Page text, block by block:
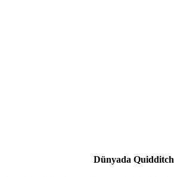
Dünyada Quidditch